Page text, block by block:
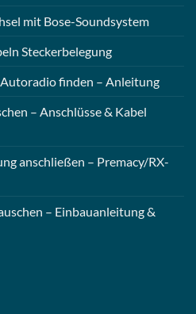
mit Bose-Soundsystem
Steckerbelegung
finden – Anleitung
– Anschlüsse & Kabel
anschließen – Premacy/RX-
– Einbauanleitung &